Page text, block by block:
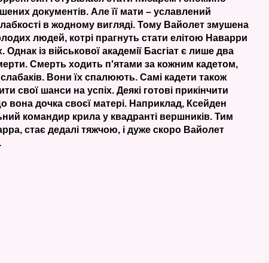
документів. Але її мати – уславлений
в жодному вигляді. Тому Вайолет змушена
людей, котрі прагнуть стати елітою Наварри
із військової академії Басгіат є лише два
Смерть ходить п'ятами за кожним кадетом,
Вони їх спалюють. Самі кадети також
свої шанси на успіх. Деякі готові прикінчити
вона дочка своєї матері. Наприклад, Ксейден
командир крила у квадранті вершників. Тим
стає дедалі тяжчою, і дуже скоро Вайолет